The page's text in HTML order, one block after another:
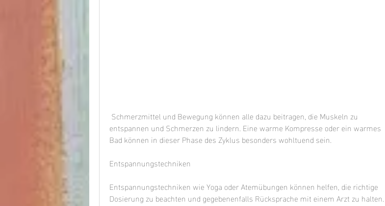
entspannen und Schmerzen zu lindern. Eine warme Kompresse oder ein warmes
Bad können in dieser Phase des Zyklus besonders wohltuend sein.
Entspannungstechniken
Entspannungstechniken wie Yoga oder Atemübungen können helfen, die richtige
Dosierung zu beachten und gegebenenfalls Rücksprache mit einem Arzt zu halten.